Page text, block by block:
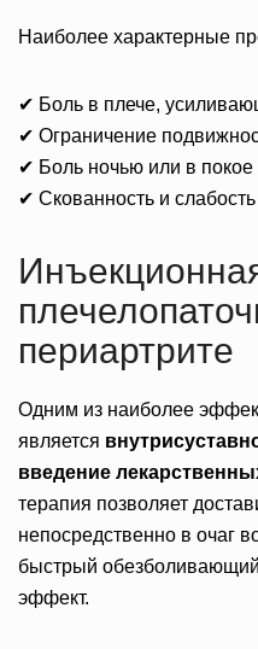
Наиболее характерные
✔ Боль в плече,
✔ Ограничение
✔ Боль ночью или в покое
✔ Скованность и
периартрите
Одним из наиболее
является
введение
терапия позволяет
непосредственно в очаг
быстрый
эффект.